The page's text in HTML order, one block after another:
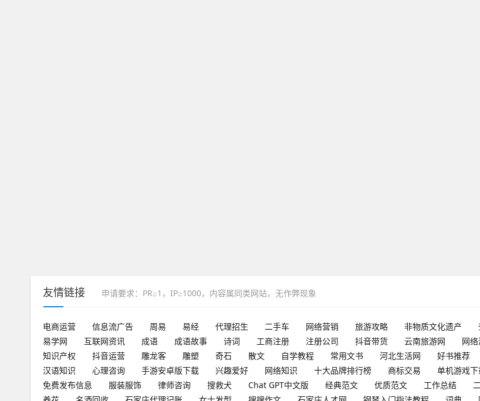
友情链接 申请要求：PR≥1，IP≥1000，内容属同类网站，无作弊现象
电商运营 信息流广告 周易 易经 代理招生 二手车 网络营销 旅游攻略 非物质文化遗产
易学网
互联网资讯 成语 成语故事 诗词 工商注册 注册公司 抖音带货 云南旅游网 网
知识产权
抖音运营 雕龙客 雕塑 奇石 散文 自学教程 常用文书 河北生活网 好书推荐
汉语知识
心理咨询 手游安卓版下载 兴趣爱好 网络知识 十大品牌排行榜 商标交易 单机游戏
免费发布信息
服装服饰 律师咨询 搜救犬 Chat GPT中文版 经典范文 优质范文 工作总结